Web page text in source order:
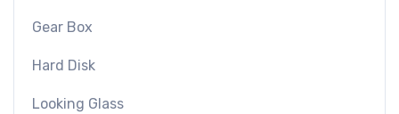
Gear Box
Hard Disk
Looking Glass